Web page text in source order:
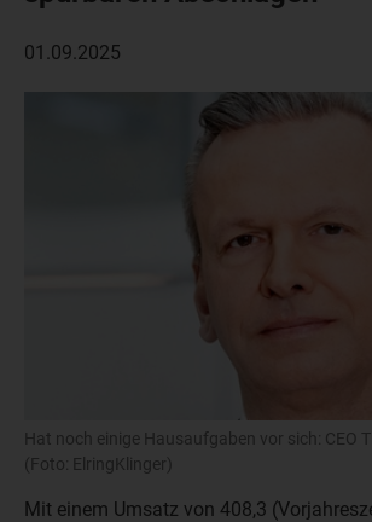
01.09.2025
Hat noch einige Hausaufgaben vor sich: CEO
(Foto: ElringKlinger)
Mit einem Umsatz von 408,3